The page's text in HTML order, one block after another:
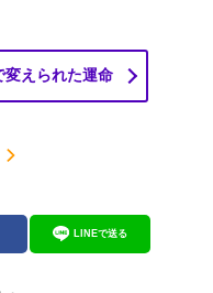
変えられた運命
LINEで送る